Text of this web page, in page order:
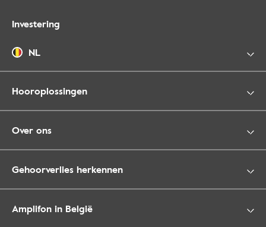
Investering
NL
Hooroplossingen
Over ons
Gehoorverlies herkennen
Amplifon in België